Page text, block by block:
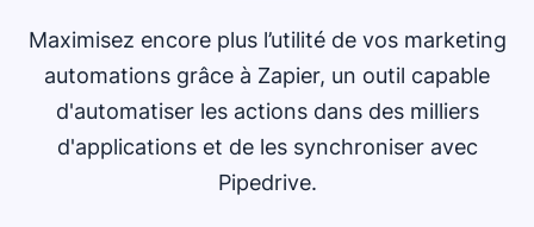
Maximisez encore plus l’utilité de vos marketing
automations grâce à Zapier, un outil capable
d'automatiser les actions dans des milliers
d'applications et de les synchroniser avec
Pipedrive.